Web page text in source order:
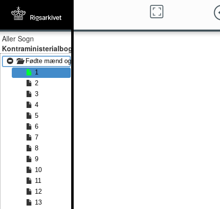
Aller Sogn
Kontraministerialbog
Fødte mænd og kvinder 1763 - Fødte mænd og kvinder 1819
1
2
3
4
5
6
7
8
9
10
11
12
13